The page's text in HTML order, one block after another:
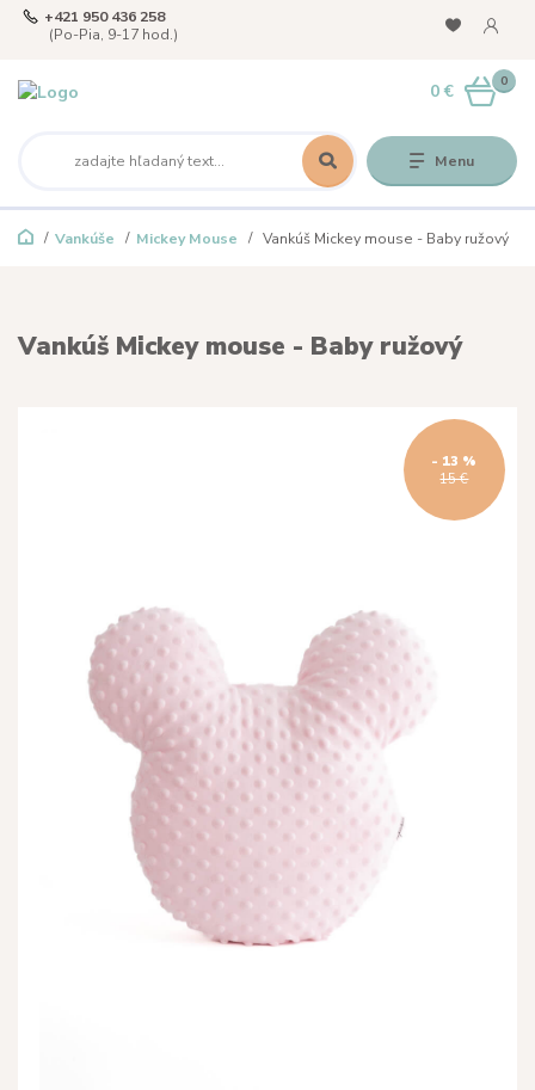
Menu
+421 950 436 258
(Po-Pia, 9-17 hod.)
0
0 €
Vankúše Mickey Mouse Vankúš Mickey mouse - Baby ružový
Vankúš Mickey mouse - Baby ružový
15 €
- 13 %